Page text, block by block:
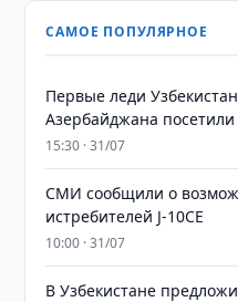
САМОЕ ПОПУЛЯРНОЕ
Первые леди
Азербайджана
15:30 · 31/07
СМИ сообщили о
истребителей J-10CE
10:00 · 31/07
В Узбекистане